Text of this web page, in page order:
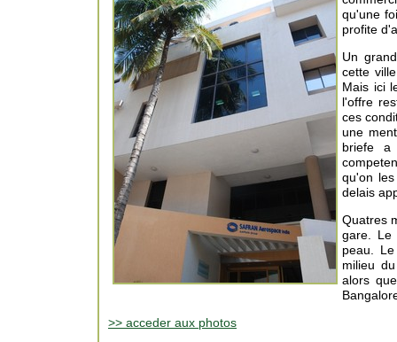
qu'une
profite
Un
cette
Mais ici
l'offre
ces
une
briefe a
qu'on
delais
Quatres
gare. Le
peau.
milieu
alors
>> acceder aux photos